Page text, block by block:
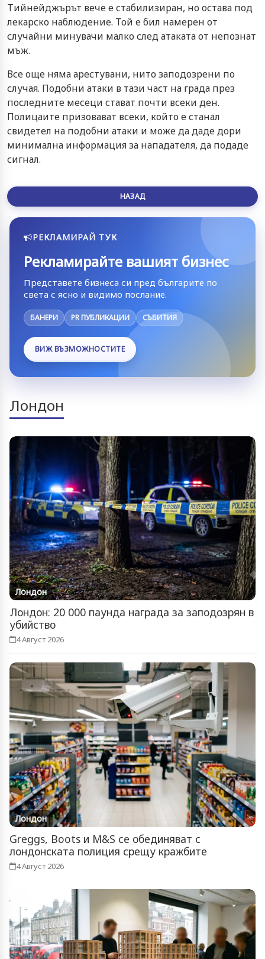
Тийнейджърът вече е стабилизиран, но остава под
лекарско наблюдение. Той е бил намерен от
случайни минувачи малко след атаката от непознат
мъж.
Все още няма арестувани, нито заподозрени по
случая. Подобни атаки в тази част на града през
последните месеци стават почти всеки ден.
Полицаите призовават всеки, който е станал
свидетел на подобни атаки и може да даде дори
минимална информация за нападателя, да подаде
сигнал.
НАЗАД
РЕКЛАМИРАЙ ТУК
Рекламирайте вашият бизнес
Представете бизнеса си пред българите по
света с ясно и видимо послание.
БАНЕРИ PR ПУБЛИКАЦИИ СЪБИТИЯ
ВИЖ ВЪЗМОЖНОСТИТЕ
Лондон
Лондон
Лондон: 20 000 паунда награда за заподозрян в
убийство
4 Август 2026
Лондон
Greggs, Boots и M&S се обединяват с
лондонската полиция срещу кражбите
4 Август 2026